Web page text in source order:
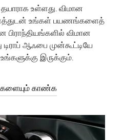
உள்ளது. விமான
உங்கள் பயணங்களைத்
விமான
ஆஃபை முன்கூட்டியே
இருக்கும்.
காண்க